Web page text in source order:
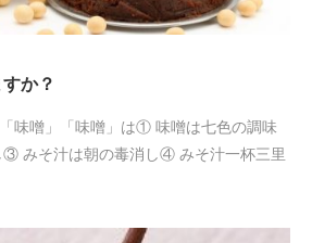
か？
味噌」「味噌」は① 味噌は七色の調味
みそ汁は朝の毒消し④ みそ汁一杯三里